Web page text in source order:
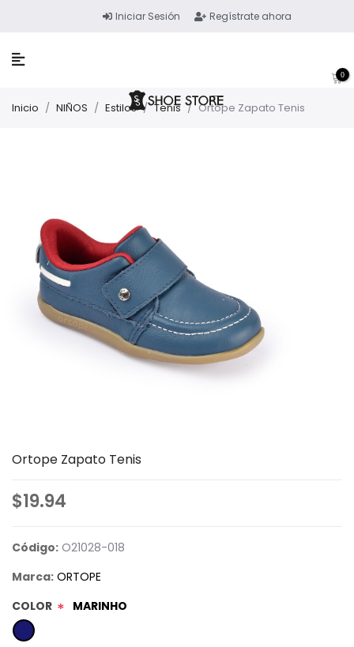
Iniciar Sesión Regístrate ahora
0
Inicio / NIÑOS / Estilos / Tenis / Ortope Zapato Tenis
Ortope Zapato Tenis
$19.94
Código: O21028-018
Marca: ORTOPE
COLOR * MARINHO